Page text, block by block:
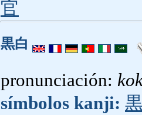
官
黒白
pronunciación:
símbolos kanji: